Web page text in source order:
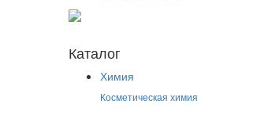
Каталог
Химия
Косметическая химия